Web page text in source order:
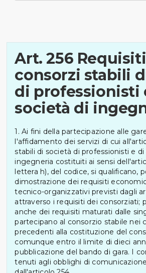
Art. 256
consorzi stabili
di professionisti
società di
1. Ai fini della partecipazione alle
l'affidamento dei servizi di cui
stabili di società di professionisti e di
ingegneria costituiti ai sensi
lettera h), del codice, si qualificano,
dimostrazione dei requisiti
tecnico-organizzativi previsti dagli
attraverso i requisiti dei consorziati;
anche dei requisiti maturati dalle
partecipano al consorzio stabile nei
precedenti alla costituzione del
comunque entro il limite di dieci
pubblicazione del bando di gara. I
tenuti agli obblighi di